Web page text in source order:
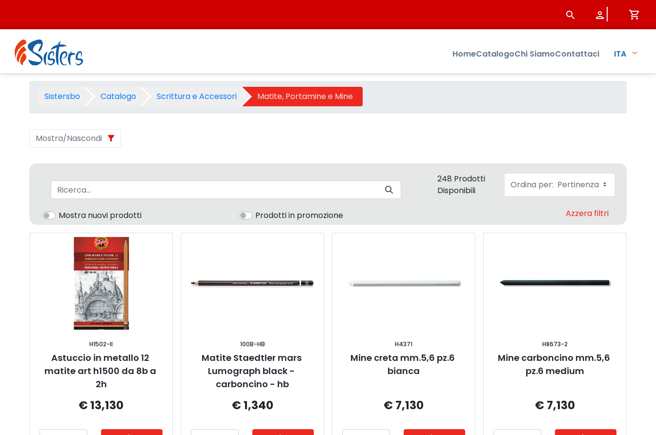
Matite, Portamine e Mine - Categoria - Sistersbo
HomeCatalogoChi SiamoContattaci ITA
Sistersbo Catalogo Scrittura e Accessori Matite, Portamine e Mine
Mostra/Nascondi
Barra di ricerca
Mostra nuovi prodotti Prodotti in promozione
248 Prodotti
Disponibili
Ordina per: Pertinenza
Azzera filtri
H1502-II
Astuccio in metallo 12
matite art h1500 da 8b a
2h
€ 13,130
100B-HB
Matite Staedtler mars
Lumograph black -
carboncino - hb
€ 1,340
H4371
Mine creta mm.5,6 pz.6
bianca
€ 7,130
H8673-2
Mine carboncino mm.5,6
pz.6 medium
€ 7,130